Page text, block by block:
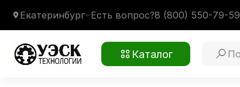
Екатеринбург Есть вопрос?8 (800) 550-79-59
Каталог